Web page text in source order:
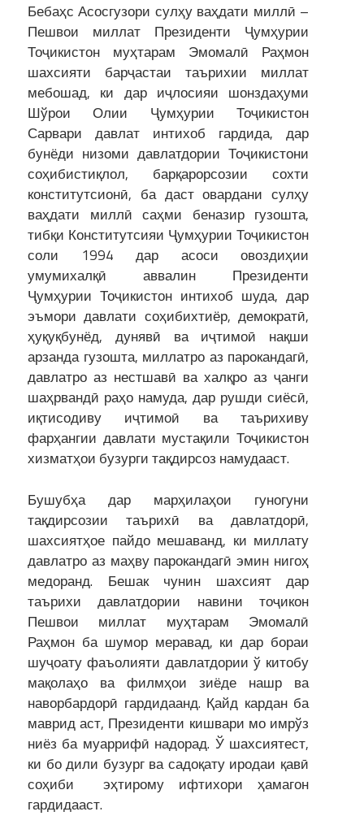
Бебаҳс Асосгузори сулҳу ваҳдати миллӣ –
Пешвои миллат Президенти Ҷумҳурии
Тоҷикистон муҳтарам Эмомалӣ Раҳмон
шахсияти барҷастаи таърихии миллат
мебошад, ки дар иҷлосияи шонздаҳуми
Шўрои Олии Ҷумҳурии Тоҷикистон
Сарвари давлат интихоб гардида, дар
бунёди низоми давлатдории Тоҷикистони
соҳибистиқлол, барқарорсозии сохти
конститутсионӣ, ба даст овардани сулҳу
ваҳдати миллӣ саҳми беназир гузошта,
тибқи Конститутсияи Ҷумҳурии Тоҷикистон
соли 1994 дар асоси овоздиҳии
умумихалқӣ аввалин Президенти
Ҷумҳурии Тоҷикистон интихоб шуда, дар
эъмори давлати соҳибихтиёр, демократӣ,
ҳуқуқбунёд, дунявӣ ва иҷтимоӣ нақши
арзанда гузошта, миллатро аз парокандагӣ,
давлатро аз нестшавӣ ва халқро аз ҷанги
шаҳрвандӣ раҳо намуда, дар рушди сиёсӣ,
иқтисодиву иҷтимоӣ ва таърихиву
фарҳангии давлати мустақили Тоҷикистон
хизматҳои бузурги тақдирсоз намудааст.
Бушубҳа дар марҳилаҳои гуногуни
тақдирсозии таърихӣ ва давлатдорӣ,
шахсиятҳое пайдо мешаванд, ки миллату
давлатро аз маҳву парокандагӣ эмин нигоҳ
медоранд. Бешак чунин шахсият дар
таърихи давлатдории навини тоҷикон
Пешвои миллат муҳтарам Эмомалӣ
Раҳмон ба шумор меравад, ки дар бораи
шуҷоату фаъолияти давлатдории ў китобу
мақолаҳо ва филмҳои зиёде нашр ва
наворбардорӣ гардидаанд. Қайд кардан ба
маврид аст, Президенти кишвари мо имрўз
ниёз ба муаррифӣ надорад. Ў шахсиятест,
ки бо дили бузург ва садоқату иродаи қавӣ
соҳиби эҳтирому ифтихори ҳамагон
гардидааст.